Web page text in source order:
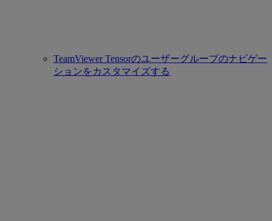
TeamViewer Tensorのユーザーグループのナビゲー
ションをカスタマイズする